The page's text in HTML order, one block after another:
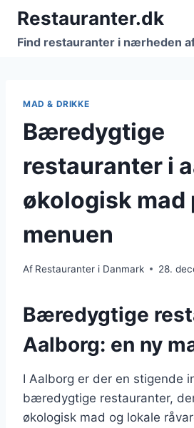
Fortsæt
indhold
Restauranter.dk
Find restauranter i nærheden
MAD & DRIKKE
Bæredygtige
restauranter i
økologisk mad
menuen
Af Restauranter i Danmark 28.
Bæredygtige
Aalborg: en ny
I Aalborg er der en stigende
bæredygtige restauranter,
økologisk mad og lokale